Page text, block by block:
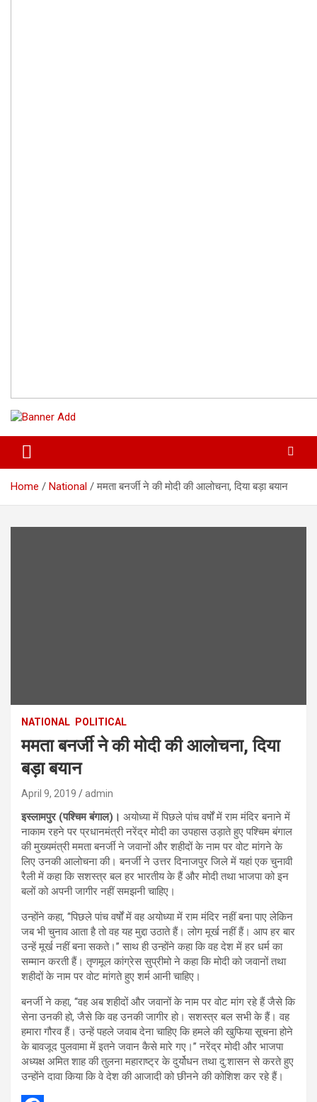
Home National ममता बनर्जी ने की मोदी की आलोचना, दिया बड़ा बयान
NATIONAL POLITICAL
ममता बनर्जी ने की मोदी की आलोचना, दिया
बड़ा बयान
April 9, 2019 admin
इस्लामपुर (पश्चिम बंगाल)। अयोध्या में पिछले पांच वर्षों में राम मंदिर बनाने में
नाकाम रहने पर प्रधानमंत्री नरेंद्र मोदी का उपहास उड़ाते हुए पश्चिम बंगाल
की मुख्यमंत्री ममता बनर्जी ने जवानों और शहीदों के नाम पर वोट मांगने के
लिए उनकी आलोचना की। बनर्जी ने उत्तर दिनाजपुर जिले में यहां एक चुनावी
रैली में कहा कि सशस्त्र बल हर भारतीय के हैं और मोदी तथा भाजपा को इन
बलों को अपनी जागीर नहीं समझनी चाहिए।
उन्होंने कहा, ‘‘पिछले पांच वर्षों में वह अयोध्या में राम मंदिर नहीं बना पाए लेकिन
जब भी चुनाव आता है तो वह यह मुद्दा उठाते हैं। लोग मूर्ख नहीं हैं। आप हर बार
उन्हें मूर्ख नहीं बना सकते।’’ साथ ही उन्होंने कहा कि वह देश में हर धर्म का
सम्मान करती हैं। तृणमूल कांग्रेस सुप्रीमो ने कहा कि मोदी को जवानों तथा
शहीदों के नाम पर वोट मांगते हुए शर्म आनी चाहिए।
बनर्जी ने कहा, ‘‘वह अब शहीदों और जवानों के नाम पर वोट मांग रहे हैं जैसे कि
सेना उनकी हो, जैसे कि वह उनकी जागीर हो। सशस्त्र बल सभी के हैं। वह
हमारा गौरव हैं। उन्हें पहले जवाब देना चाहिए कि हमले की खुफिया सूचना होने
के बावजूद पुलवामा में इतने जवान कैसे मारे गए।’’ नरेंद्र मोदी और भाजपा
अध्यक्ष अमित शाह की तुलना महाराष्ट्र के दुर्योधन तथा दु:शासन से करते हुए
उन्होंने दावा किया कि वे देश की आजादी को छीनने की कोशिश कर रहे हैं।